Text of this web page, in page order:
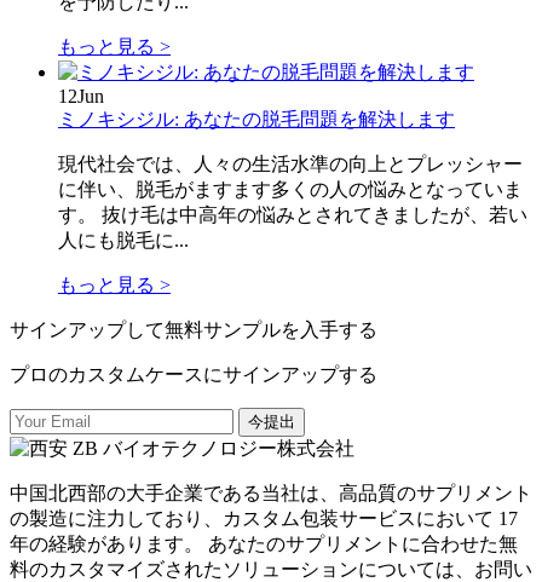
もっと見る >
12Jun
ミノキシジル: あなたの脱毛問題を解決します
現代社会では、人々の生活水準の向上とプレッシャー
に伴い、脱毛がますます多くの人の悩みとなっていま
す。 抜け毛は中高年の悩みとされてきましたが、若い
人にも脱毛に...
もっと見る >
サインアップして無料サンプルを入手する
プロのカスタムケースにサインアップする
今提出
中国北西部の大手企業である当社は、高品質のサプリメント
の製造に注力しており、カスタム包装サービスにおいて 17
年の経験があります。 あなたのサプリメントに合わせた無
料のカスタマイズされたソリューションについては、お問い